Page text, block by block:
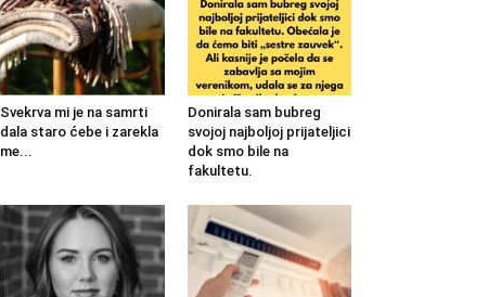
Svekrva mi je na samrti
dala staro ćebe i zarekla
me...
Donirala sam bubreg
svojoj najboljoj prijateljici
dok smo bile na
fakultetu.